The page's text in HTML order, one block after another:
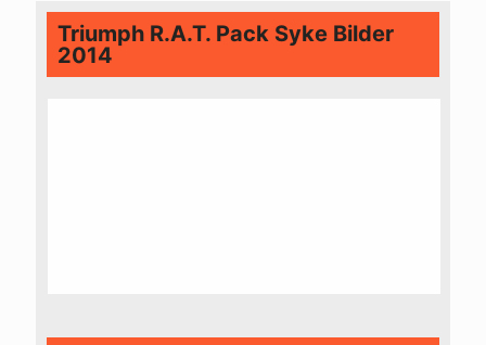
Triumph R.A.T. Pack Syke Bilder
2014